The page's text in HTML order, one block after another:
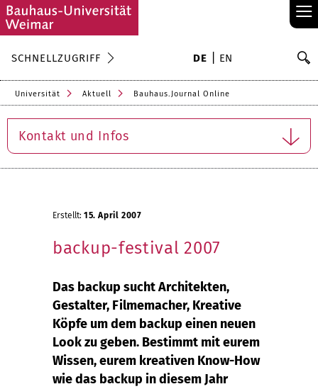
≡
SCHNELLZUGRIFF DE EN
Universität Aktuell Bauhaus.Journal Online
Kontakt und Infos
Erstellt: 15. April 2007
backup-festival 2007
Das backup sucht Architekten,
Gestalter, Filmemacher, Kreative
Köpfe um dem backup einen neuen
Look zu geben. Bestimmt mit eurem
Wissen, eurem kreativen Know-How
wie das backup in diesem Jahr